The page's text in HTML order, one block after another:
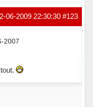
#123
06-2009 22:30:30
2007